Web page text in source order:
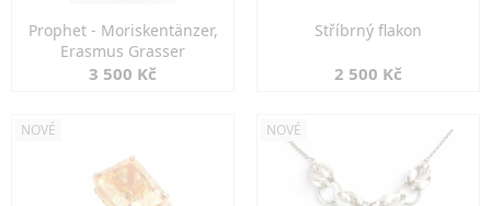
Prophet - Moriskentänzer,
Erasmus Grasser
3 500 Kč
Stříbrný flakon
2 500 Kč
NOVÉ NOVÉ